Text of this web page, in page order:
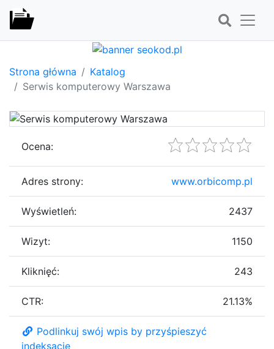
Strona główna
Katalog
Serwis komputerowy Warszawa
Ocena:
Adres strony: www.orbicomp.pl
Wyświetleń: 2437
Wizyt: 1150
Kliknięć: 243
CTR: 21.13%
Podlinkuj swój wpis by przyśpieszyć
indeksację